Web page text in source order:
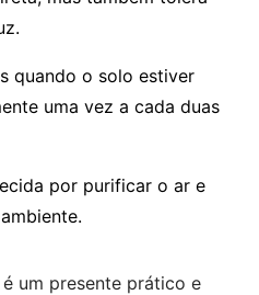
quando o solo estiver
uma vez a cada duas
por purificar o ar e
um presente prático e